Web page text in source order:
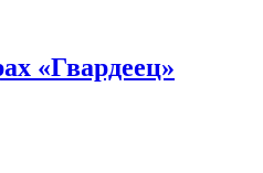
«Гвардеец»